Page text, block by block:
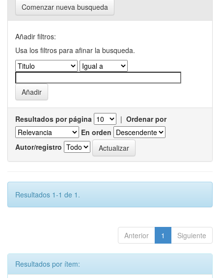
Comenzar nueva busqueda
Añadir filtros:
Usa los filtros para afinar la busqueda.
Resultados por página | Ordenar por
En orden
Autor/registro
Resultados 1-1 de 1.
Anterior 1 Siguiente
Resultados por ítem: